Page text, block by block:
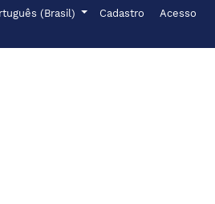
principal
(Brasil)de Cadastro Acesso